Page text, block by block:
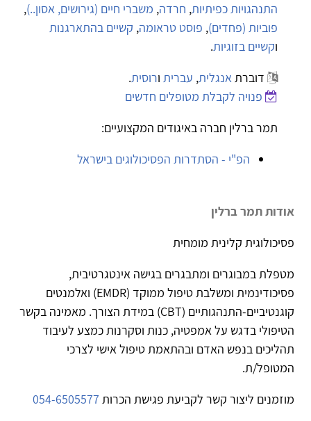
התנהגויות כפיתיות, חרדה, משברי חיים (גירושים, אסון..),
פוביות (פחדים), פוסט טראומה, קשיים בהתארגנות
וקשיים בזוגיות.
דוברתאנגלית, עברית ורוסית.
פנויה לקבלת מטופלים חדשים
תמר ברלין חברה באיגודים המקצועיים:
הפ"י - הסתדרות הפסיכולוגים בישראל
אודות תמר ברלין
פסיכולוגית קלינית מומחית
מטפלת במבוגרים ומתבגרים בגישה אינטגרטיבית,
פסיכודינמית ומשלבת טיפול ממוקד (EMDR) ואלמנטים
קוגנטיביים-התנהגותיים (CBT) במידת הצורך. מאמינה בקשר
הטיפולי בדגש על אמפטיה, כנות וסקרנות כמצע לעיבוד
תהליכים בנפש האדם ובהתאמת טיפול אישי לצרכי
המטופל/ת.
מוזמנים ליצור קשר לקביעת פגישת הכרות 054-6505577